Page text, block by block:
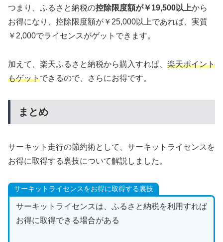
つまり、ふるさと納税の控除限度額が￥19,500以上から
お得になり、控除限度額が￥25,000以上であれば、実質
￥2,000でライセンスがゲットできます。
加えて、楽天ふるさと納税から購入すれば、 楽天ポイント
もゲットできるので、さらにお得です。
まとめ
サーキット走行の節約術として、サーキットライセンスを
お得に取得する裏技について解説しました。
サーキットライセンスをお得に取得する裏技
サーキットライセンスは、ふるさと納税を利用すれば
お得に取得できる場合がある